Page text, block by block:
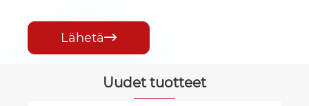
Lähetä
Uudet tuotteet